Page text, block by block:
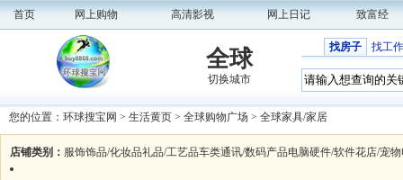
首页 网上购物 高清影视 网上日记 致富经
全球
切换城市
找房子 找工作
您的位置： 环球搜宝网 > 生活黄页 > 全球购物广场 > 全球家具/家居
店铺类别： 服饰饰品/化妆品礼品/工艺品车类通讯/数码产品电脑硬件/软件花店/宠物